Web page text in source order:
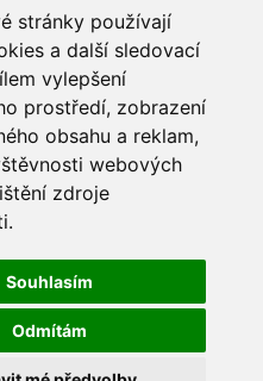
stránky používají
a další sledovací
vylepšení
prostředí, zobrazení
obsahu a reklam,
webových
zdroje
Souhlasím
Odmítám
Praha 1